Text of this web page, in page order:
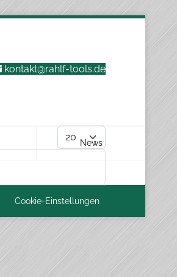
kontakt@rahlf-tools.de
News
Anzeige #
Cookie-Einstellungen